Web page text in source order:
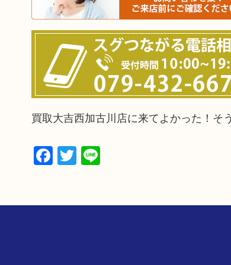
買取大吉西加古川店に来てよかった！そ
Facebook
Twitter
Line